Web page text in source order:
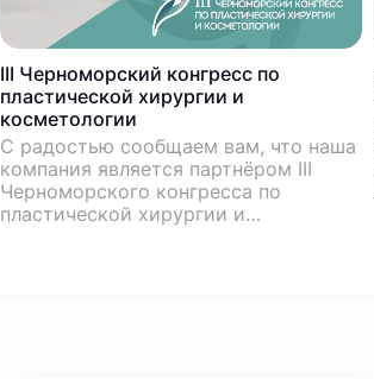
III Черноморский конгресс по
пластической хирургии и
косметологии
С радостью сообщаем вам, что наша
компания является партнёром III
Черноморского конгресса по
пластической хирургии и